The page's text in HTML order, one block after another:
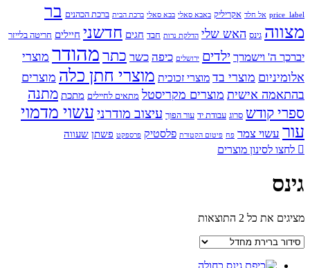
price_label אל חלד אקריליק באבא סאלי בבא סאלי ברכת הבית ברכת הכהנים בר
מצווה גינס האש שלי הדלקת נרות חבד חגים חדשני חיילים חריטה בלייזר
יברכך ה' וישמרך ילדים ירושלים כיפה כשר כתר מהודר מוצרי
אלומיניום מוצרי בד מוצרי זכוכית מוצרי חתן כלה מוצרים
בהתאמה אישית מוצרים מקריסטל מתאים לחיילים מתכת מתנה
ספרי קודש סרוג עבודת יד עור הפוך עיצוב מודרני עשוי מדמוי
עור עשוי צמר פח פיטום הקטורת פלסטיק פרספקט פשתן שעווה
לחצו לסינון מוצרים
גינס
מציגים את כל ⁦2⁩ התוצאות